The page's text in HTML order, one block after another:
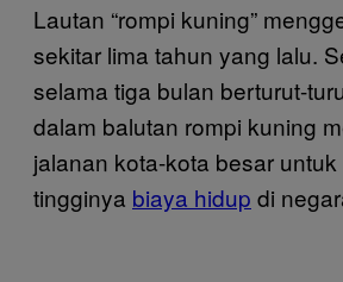
Lautan “rompi kuning”
sekitar lima tahun yang lalu.
selama tiga bulan berturut-
dalam balutan rompi kuning
jalanan kota-kota besar
tingginya biaya hidup di